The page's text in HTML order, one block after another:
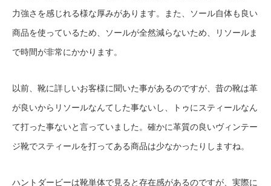
力強さを感じれる様な厚みがあります。また、ソール自体も良い
商品を使っているため、ソールが全然減らないため、リソールま
で時間が非常にかかります。
以前、靴に詳しいお客様に聞いた事があるのですが、昔の靴は革
が良いからリソールなんてした事ないし、トゥにスティールなん
て打った事ないと言っていました。確かに革質の良いヴィンテー
ジ靴でスティールを打ってある商品は少なかったりしますね。
ハントダービーは靴単体で見ると存在感があるのですが、実際に